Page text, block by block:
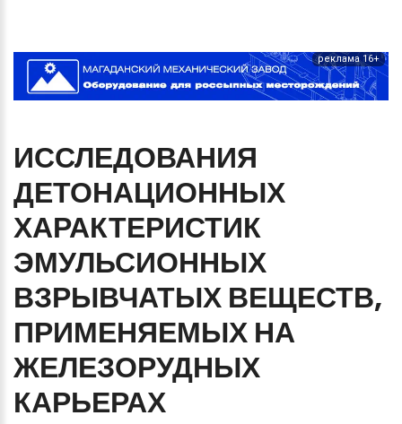
реклама 16+
ИССЛЕДОВАНИЯ
ДЕТОНАЦИОННЫХ
ХАРАКТЕРИСТИК
ЭМУЛЬСИОННЫХ
ВЗРЫВЧАТЫХ ВЕЩЕСТВ,
ПРИМЕНЯЕМЫХ НА
ЖЕЛЕЗОРУДНЫХ
КАРЬЕРАХ